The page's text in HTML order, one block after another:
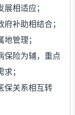
相适应；
补助相结合；
管理；
保险为辅，重点
；
保关系相互转